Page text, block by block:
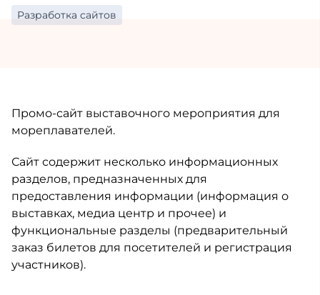
Разработка сайтов
Промо-сайт выставочного мероприятия для
мореплавателей.
Сайт содержит несколько информационных
разделов, предназначенных для
предоставления информации (информация о
выставках, медиа центр и прочее) и
функциональные разделы (предварительный
заказ билетов для посетителей и регистрация
участников).